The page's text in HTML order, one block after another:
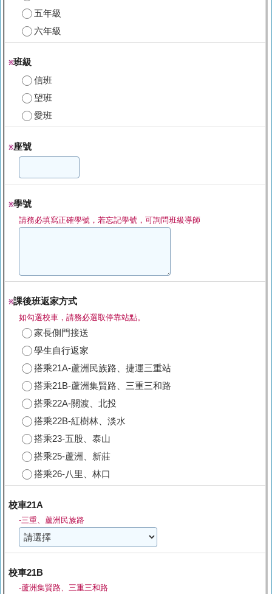
五年級
六年級
※班級
信班
望班
愛班
※座號
※學號
請務必填寫正確學號，若忘記學號，可詢問班級導師
※課後班返家方式
如勾選校車，請務必選取停靠站點。
家長側門接送
學生自行返家
搭乘21A-蘆洲民族路、捷運三重站
搭乘21B-蘆洲集賢路、三重三和路
搭乘22A-關渡、北投
搭乘22B-紅樹林、淡水
搭乘23-五股、泰山
搭乘25-蘆洲、新莊
搭乘26-八里、林口
校車21A
-三重、蘆洲民族路
校車21B
-蘆洲集賢路、三重三和路